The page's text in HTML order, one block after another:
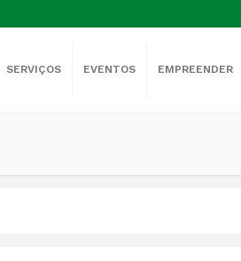
SERVIÇOS EVENTOS EMPREENDER